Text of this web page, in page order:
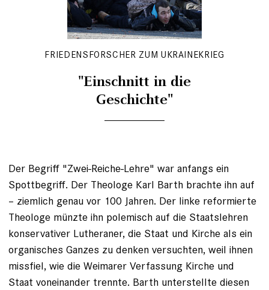
FRIEDENSFORSCHER ZUM UKRAINEKRIEG
"Einschnitt in die
Geschichte"
Der Begriff "Zwei-Reiche-Lehre" war anfangs ein
Spottbegriff. Der Theologe Karl Barth brachte ihn auf
– ziemlich genau vor 100 Jahren. Der linke reformierte
Theologe münzte ihn polemisch auf die Staatslehren
konservativer Lutheraner, die Staat und Kirche als ein
organisches Ganzes zu denken versuchten, weil ihnen
missfiel, wie die Weimarer Verfassung Kirche und
Staat voneinander trennte. Barth unterstellte diesen